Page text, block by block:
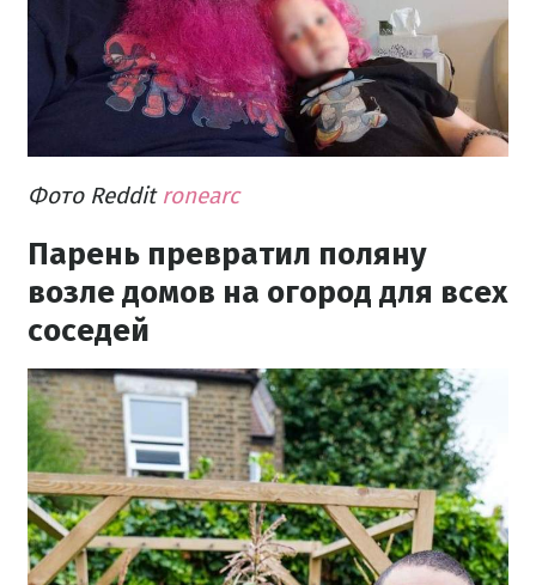
Фото Reddit ronearc
Парень превратил поляну
возле домов на огород для всех
соседей